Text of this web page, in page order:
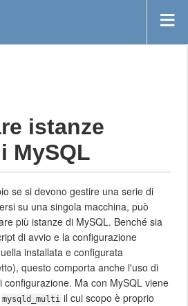
istanze
MySQL
se si devono gestire una serie di
su una singola macchina, può
più istanze di MySQL. Benché sia
di avvio e la configurazione
installata e configurata
questo comporta anche l'uso di
Ma con MySQL viene
mysqld_multi il cui scopo è proprio